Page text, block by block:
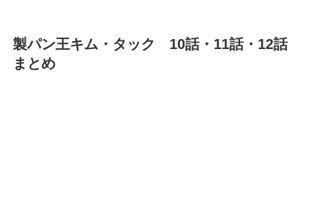
製パン王キム・タック 10話・11話・12話
まとめ